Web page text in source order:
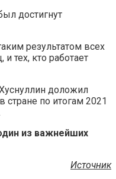
достигнут
результатом всех
тех, кто работает
доложил
стране по итогам 2021
из важнейших
Источник